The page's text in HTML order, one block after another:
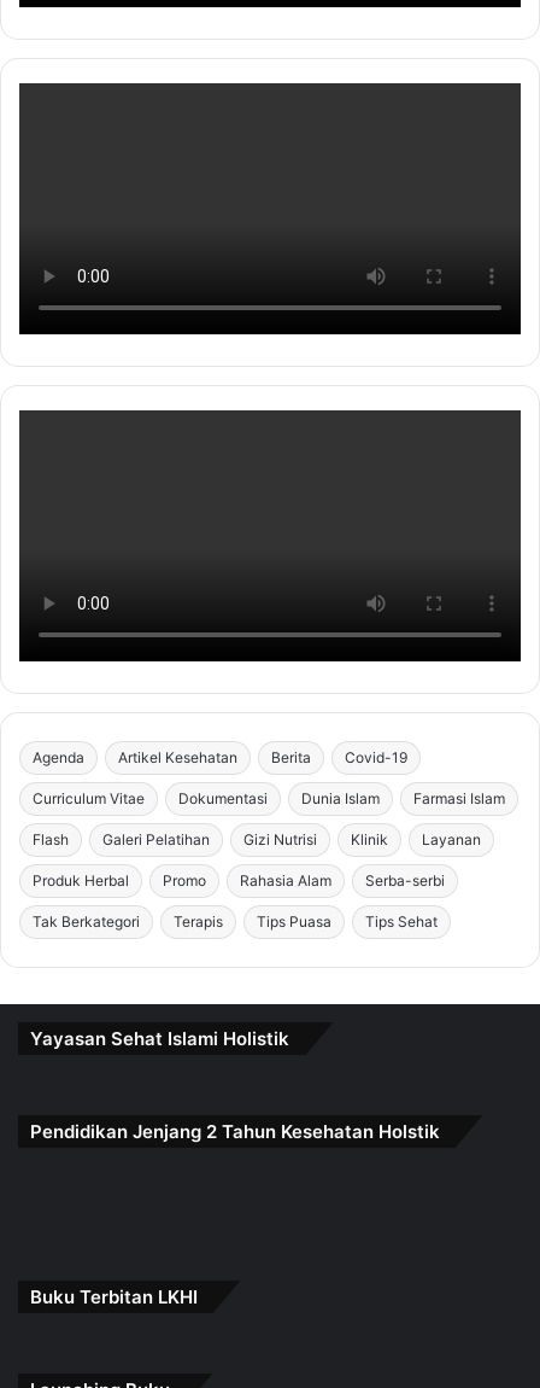
Agenda Artikel Kesehatan Berita Covid-19
Curriculum Vitae Dokumentasi Dunia Islam Farmasi Islam
Flash Galeri Pelatihan Gizi Nutrisi Klinik Layanan
Produk Herbal Promo Rahasia Alam Serba-serbi
Tak Berkategori Terapis Tips Puasa Tips Sehat
Yayasan Sehat Islami Holistik
Pendidikan Jenjang 2 Tahun Kesehatan Holstik
Buku Terbitan LKHI